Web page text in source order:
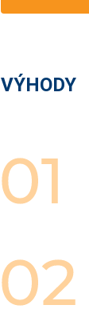
VÝHODY